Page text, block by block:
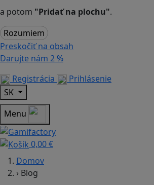
a potom "Pridať na plochu".
Rozumiem
Preskočiť na obsah
Darujte nám 2 %
Registrácia
Prihlásenie
SK
Menu
0,00 €
Domov
› Blog